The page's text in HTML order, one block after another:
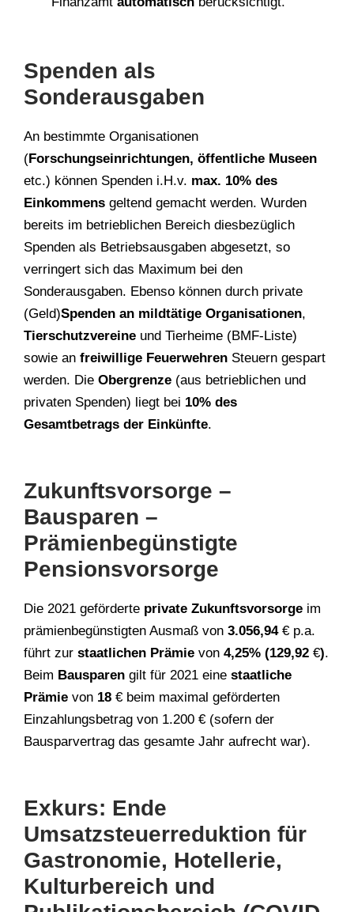
Spenden als
Sonderausgaben
An bestimmte Organisationen
(Forschungseinrichtungen, öffentliche Museen
etc.) können Spenden i.H.v. max. 10% des
Einkommens geltend gemacht werden. Wurden
bereits im betrieblichen Bereich diesbezüglich
Spenden als Betriebsausgaben abgesetzt, so
verringert sich das Maximum bei den
Sonderausgaben. Ebenso können durch private
(Geld)Spenden an mildtätige Organisationen,
Tierschutzvereine und Tierheime (BMF-Liste)
sowie an freiwillige Feuerwehren Steuern gespart
werden. Die Obergrenze (aus betrieblichen und
privaten Spenden) liegt bei 10% des
Gesamtbetrags der Einkünfte.
Zukunftsvorsorge –
Bausparen –
Prämienbegünstigte
Pensionsvorsorge
Die 2021 geförderte private Zukunftsvorsorge im
prämienbegünstigten Ausmaß von 3.056,94 € p.a.
führt zur staatlichen Prämie von 4,25% (129,92 €).
Beim Bausparen gilt für 2021 eine staatliche
Prämie von 18 € beim maximal geförderten
Einzahlungsbetrag von 1.200 € (sofern der
Bausparvertrag das gesamte Jahr aufrecht war).
Exkurs: Ende
Umsatzsteuerreduktion für
Gastronomie, Hotellerie,
Kulturbereich und